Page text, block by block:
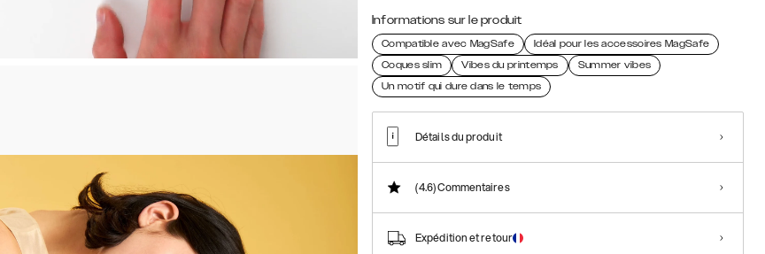
Informations sur le produit
Compatible avec MagSafe
Idéal pour les accessoires MagSafe
Coques slim
Vibes du printemps
Summer vibes
Un motif qui dure dans le temps
Détails du produit
(4.6)Commentaires
Expédition et retour